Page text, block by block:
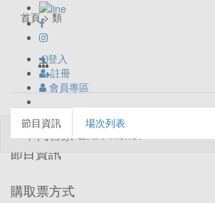
登入
註冊
會員專區
首頁 > 類
節目資訊 場次列表
節目資訊
購取票方式